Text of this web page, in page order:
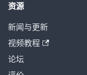
资源
新闻与更新
视频教程
论坛